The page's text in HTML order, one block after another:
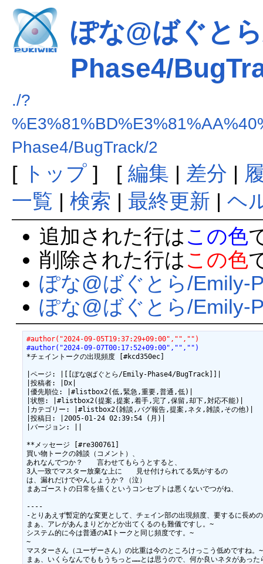
ぽな@ばぐと
Phase4/
./?
Phase4/BugTrack/2
[ トップ] [ 編集 | 差分 |
一覧 | 検索 | 最終更新 | ヘ
追加された行は この色
削除された行は この色
ぽな@ばぐとら/Emily-
ぽな@ばぐとら/Emily-
#author("2024-09-05T19:37:29+09:00","","")
#author("2024-09-07T00:17:52+09:00","","")
*チェイントークの出現頻度 [#kcd350ec]
|ページ: |[[ぽな@ばぐとら/Emily-Phase4/BugTrack]]|
|投稿者: |Dx|
|優先順位: |#listbox2(低,緊急,重要,普通,低)|
|状態: |#listbox2(提案,提案,着手,完了,保留,却下,対応不能)|
|カテゴリー: |#listbox2(雑談,バグ報告,提案,ネタ,雑談,その他)|
|投稿日: |2005-01-24 02:39:54 (月)|
|バージョン: ||
**メッセージ [#re300761]
買い物トークの雑談（コメント）、
あれなんでつか？　　言わせてもらうとすると、
3人一致でマスター放棄な上に　　見せ付けられてる気がするの
は、漏れだけでやんしょうか？（泣）
まあゴーストの日常を描くというコンセプトは悪くないでつがね、
----
-とりあえず暫定的な変更として、チェイン部の出現頻度、要するに長め
まぁ、アレがあんまりどかどか出てくるのも難儀ですし。~
システム的に今は普通のAIトークと同じ頻度です。~
~
マスターさん（ユーザーさん）の比重は今のところけっこう低めですね。~
まぁ、いくらなんでももうちっと……とは思うので、何か良いネタがあっ